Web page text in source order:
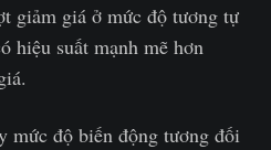
giảm giá ở mức độ tương tự
hiệu suất mạnh mẽ hơn
mức độ biến động tương đối